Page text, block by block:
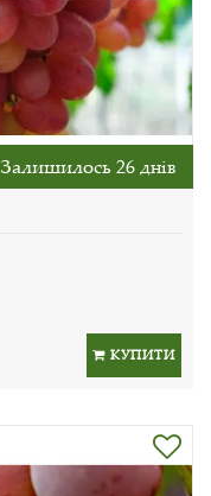
Залишилось 26 днів
КУПИТИ